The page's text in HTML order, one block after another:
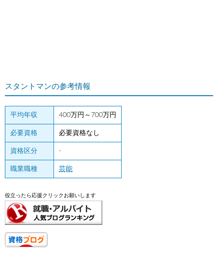
スタントマンの参考情報
平均年収 400万円～700万円
必要資格 必要資格なし
資格区分 -
職業職種 芸能
役立ったら応援クリックお願いします